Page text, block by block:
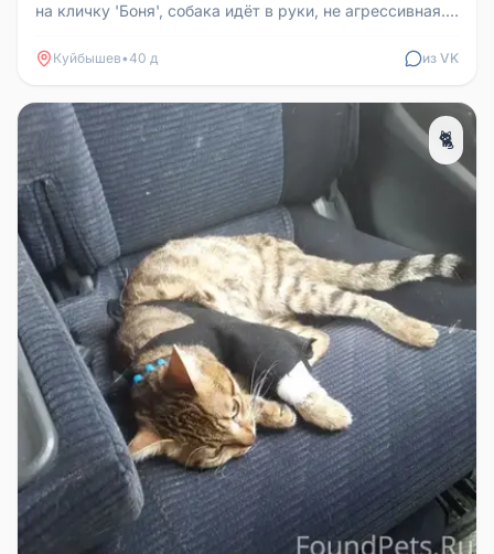
на кличку 'Боня', собака идёт в руки, не агрессивная.
Куйбышев•40 д из VK
🐈